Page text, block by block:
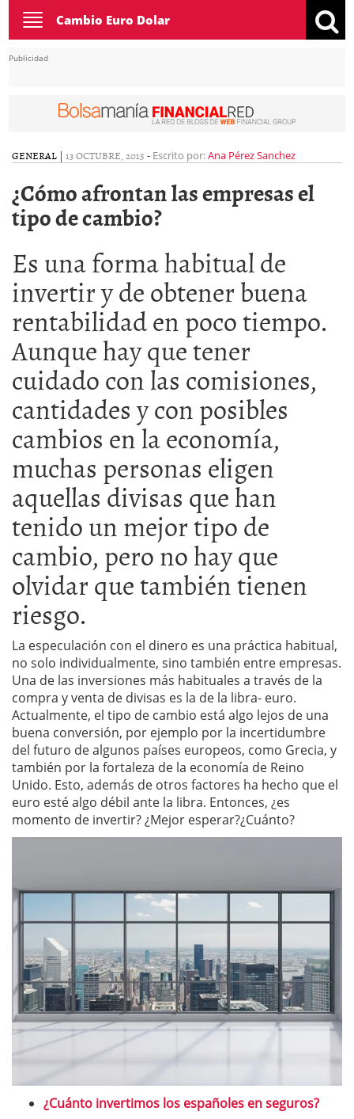
Toggle
navigation
Cambio Euro Dolar
Publicidad
GENERAL | 13 OCTUBRE, 2015 - Escrito por:Ana Pérez Sanchez
¿Cómo afrontan las empresas el
tipo de cambio?
Es una forma habitual de
invertir y de obtener buena
rentabilidad en poco tiempo.
Aunque hay que tener
cuidado con las comisiones,
cantidades y con posibles
cambios en la economía,
muchas personas eligen
aquellas divisas que han
tenido un mejor tipo de
cambio, pero no hay que
olvidar que también tienen
riesgo.
La especulación con el dinero es una práctica habitual,
no solo individualmente, sino también entre empresas.
Una de las inversiones más habituales a través de la
compra y venta de divisas es la de la libra- euro.
Actualmente, el tipo de cambio está algo lejos de una
buena conversión, por ejemplo por la incertidumbre
del futuro de algunos países europeos, como Grecia, y
también por la fortaleza de la economía de Reino
Unido. Esto, además de otros factores ha hecho que el
euro esté algo débil ante la libra. Entonces, ¿es
momento de invertir? ¿Mejor esperar?¿Cuánto?
¿Cuánto invertimos los españoles en seguros?